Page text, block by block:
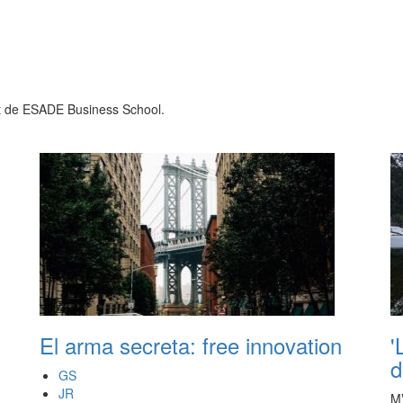
ESADE Business School.
El arma secreta: free innovation
GS
JR